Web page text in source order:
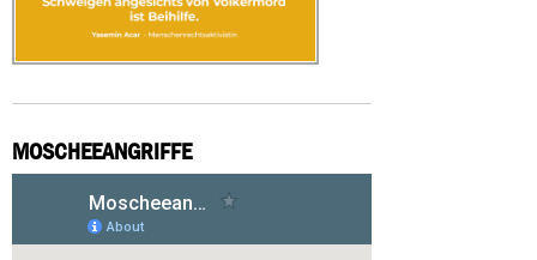
MOSCHEEANGRIFFE